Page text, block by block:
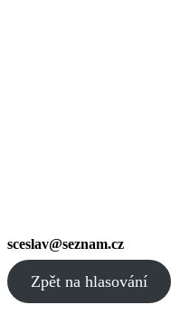
sceslav@seznam.cz
Zpět na hlasování